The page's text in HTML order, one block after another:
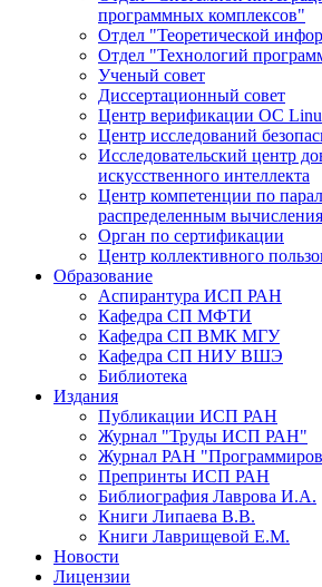
программных комплексов"
Отдел "Теоретической
Отдел "Технологий
Ученый совет
Диссертационный совет
Центр верификации ОС
Центр исследований
Исследовательский центр
искусственного интеллекта
Центр компетенции по
распределенным
Орган по сертификации
Центр коллективного
Образование
Аспирантура ИСП РАН
Кафедра СП МФТИ
Кафедра СП ВМК МГУ
Кафедра СП НИУ ВШЭ
Библиотека
Издания
Публикации ИСП РАН
Журнал "Труды ИСП РАН"
Журнал РАН
Препринты ИСП РАН
Библиография Лаврова И.А.
Книги Липаева В.В.
Книги Лаврищевой Е.М.
Новости
Лицензии